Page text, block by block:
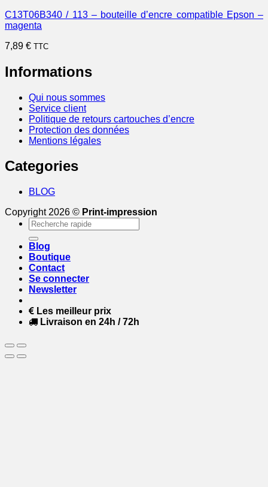
C13T06B340 / 113 – bouteille d’encre compatible Epson –
magenta
7,89 € TTC
Informations
Qui nous sommes
Service client
Politique de retours cartouches d’encre
Protection des données
Mentions légales
Categories
BLOG
Copyright 2026 © Print-impression
Recherche
pour :
Blog
Boutique
Contact
Se connecter
Newsletter
Les meilleur prix
Livraison en 24h / 72h